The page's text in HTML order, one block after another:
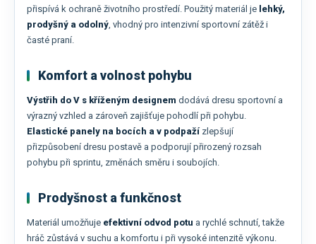
přispívá k ochraně životního prostředí. Použitý materiál je lehký,
prodyšný a odolný, vhodný pro intenzivní sportovní zátěž i
časté praní.
Komfort a volnost pohybu
Výstřih do V s kříženým designem dodává dresu sportovní a
výrazný vzhled a zároveň zajišťuje pohodlí při pohybu.
Elastické panely na bocích a v podpaží zlepšují
přizpůsobení dresu postavě a podporují přirozený rozsah
pohybu při sprintu, změnách směru i soubojích.
Prodyšnost a funkčnost
Materiál umožňuje efektivní odvod potu a rychlé schnutí, takže
hráč zůstává v suchu a komfortu i při vysoké intenzitě výkonu.